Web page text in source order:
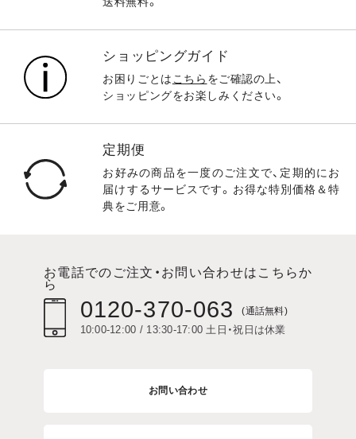
ショッピングガイド
お困りごとは こちら をご確認の上、
ショッピングをお楽しみください。
定期便
お好みの商品を一度のご注文で、定期的にお
届けするサービスです。お得な特別価格＆特
典をご用意。
お電話でのご注文・お問い合わせはこちらか
ら
0120-370-063 (通話無料)
10:00-12:00 / 13:30-17:00 土日・祝日は休業
お問い合わせ